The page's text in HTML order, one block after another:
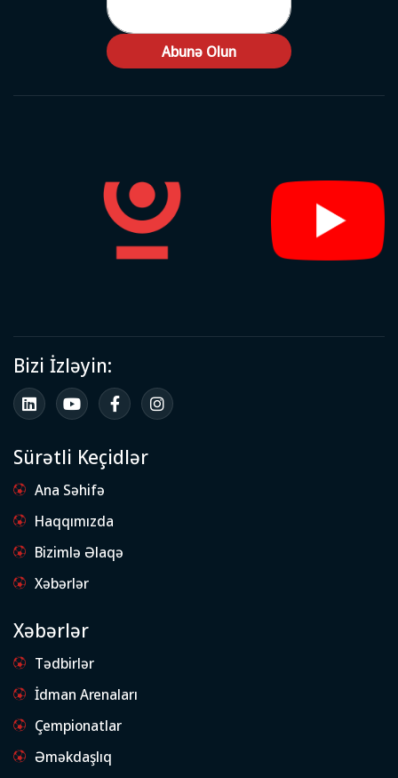
Abunə Olun
Bizi İzləyin:
Sürətli Keçidlər
Ana Səhifə
Haqqımızda
Bizimlə Əlaqə
Xəbərlər
Xəbərlər
Tədbirlər
İdman Arenaları
Çempionatlar
Əməkdaşlıq